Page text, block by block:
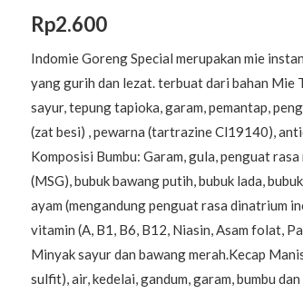
Rp2.600
Indomie Goreng Special merupakan mie
yang gurih dan lezat. terbuat dari bahan Mie
sayur, tepung tapioka, garam, pemantap,
(zat besi) , pewarna (tartrazine Cl19140),
Komposisi Bumbu: Garam, gula, penguat
(MSG), bubuk bawang putih, bubuk lada,
ayam (mengandung penguat rasa dinatrium
vitamin (A, B1, B6, B12, Niasin, Asam folat,
Minyak sayur dan bawang merah.Kecap
sulfit), air, kedelai, gandum, garam, bumbu